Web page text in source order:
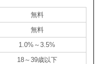
無料
無料
1.0%～3.5%
18～39歳以下